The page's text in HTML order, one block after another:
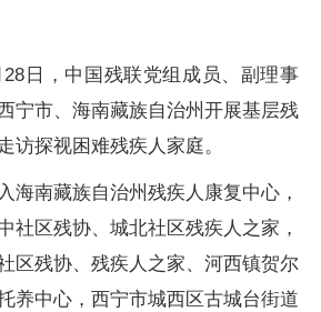
日，中国残联党组成员、副理事
宁市、海南藏族自治州开展基层残
访探视困难残疾人家庭。
南藏族自治州残疾人康复中心，
社区残协、城北社区残疾人之家，
区残协、残疾人之家、河西镇贺尔
养中心，西宁市城西区古城台街道